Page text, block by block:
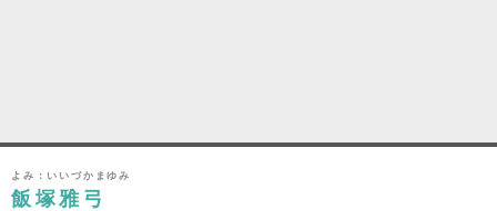
よみ：いいづかまゆみ
飯塚雅弓